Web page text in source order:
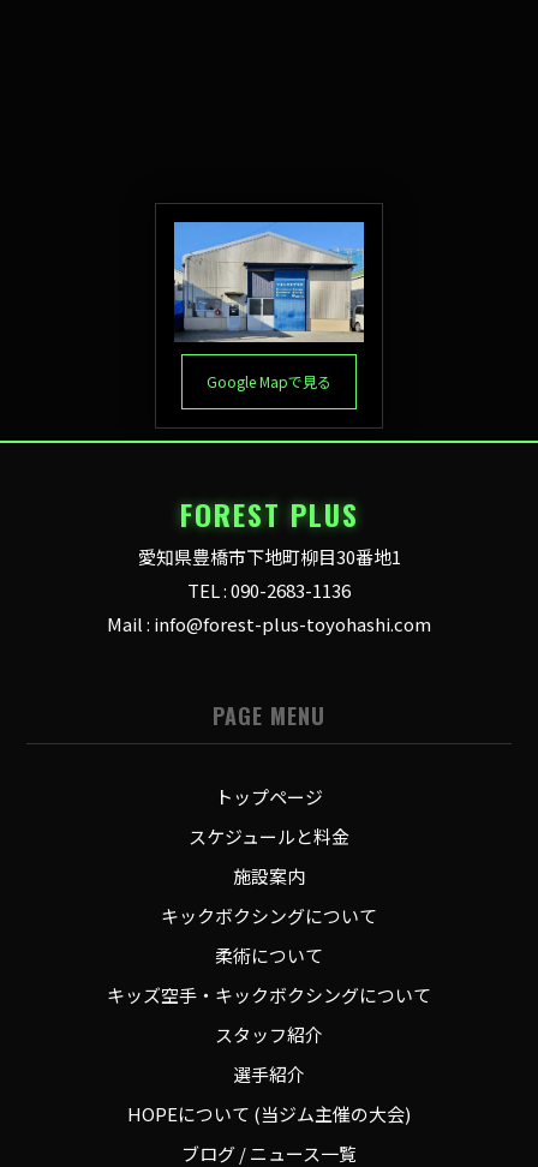
Google Mapで見る
FOREST PLUS
愛知県豊橋市下地町柳目30番地1
TEL : 090-2683-1136
Mail : info@forest-plus-toyohashi.com
PAGE MENU
トップページ
スケジュールと料金
施設案内
キックボクシングについて
柔術について
キッズ空手・キックボクシングについて
スタッフ紹介
選手紹介
HOPEについて (当ジム主催の大会)
ブログ / ニュース一覧